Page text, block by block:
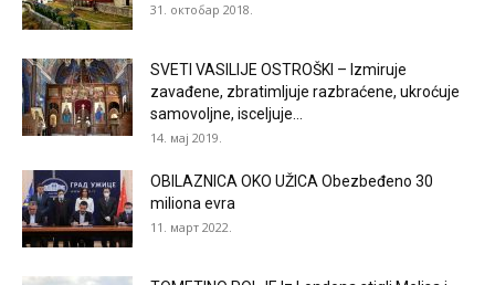
31. октобар 2018.
SVETI VASILIJE OSTROŠKI – Izmiruje
zavađene, zbratimljuje razbraćene, ukroćuje
samovoljne, isceljuje...
14. мај 2019.
OBILAZNICA OKO UŽICA Obezbeđeno 30
miliona evra
11. март 2022.